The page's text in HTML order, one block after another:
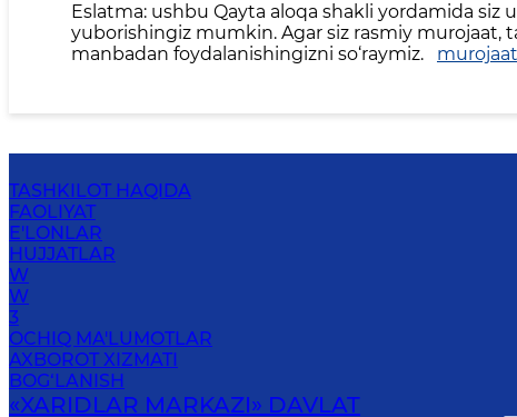
Eslatma: ushbu Qayta aloqa shakli yordamida
yuborishingiz mumkin. Agar siz rasmiy murojaat,
manbadan foydalanishingizni so‘raymiz.
TASHKILOT HAQIDA
FAOLIYAT
E'LONLAR
HUJJATLAR
W
W
3
OCHIQ MA'LUMOTLAR
AXBOROT XIZMATI
BOG‘LANISH
«XARIDLAR MARKAZI» DAVLAT